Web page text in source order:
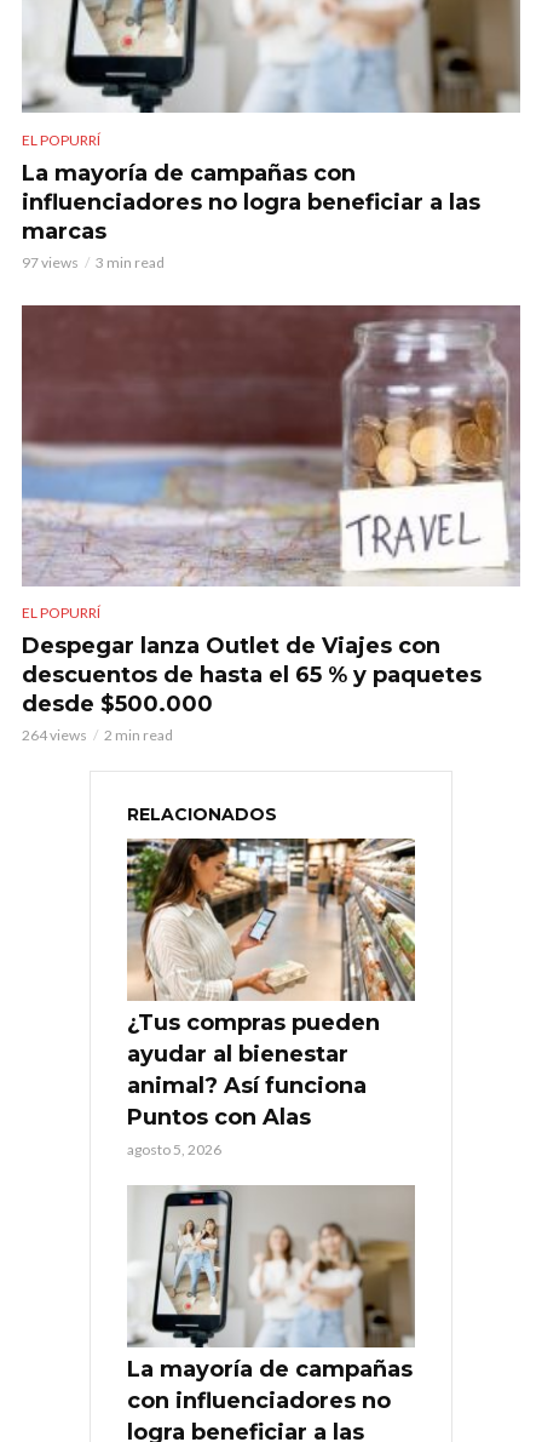
EL POPURRÍ
La mayoría de campañas con
influenciadores no logra beneficiar a las
marcas
97 views 3 min read
EL POPURRÍ
Despegar lanza Outlet de Viajes con
descuentos de hasta el 65 % y paquetes
desde $500.000
264 views 2 min read
RELACIONADOS
¿Tus compras pueden
ayudar al bienestar
animal? Así funciona
Puntos con Alas
agosto 5, 2026
La mayoría de campañas
con influenciadores no
logra beneficiar a las